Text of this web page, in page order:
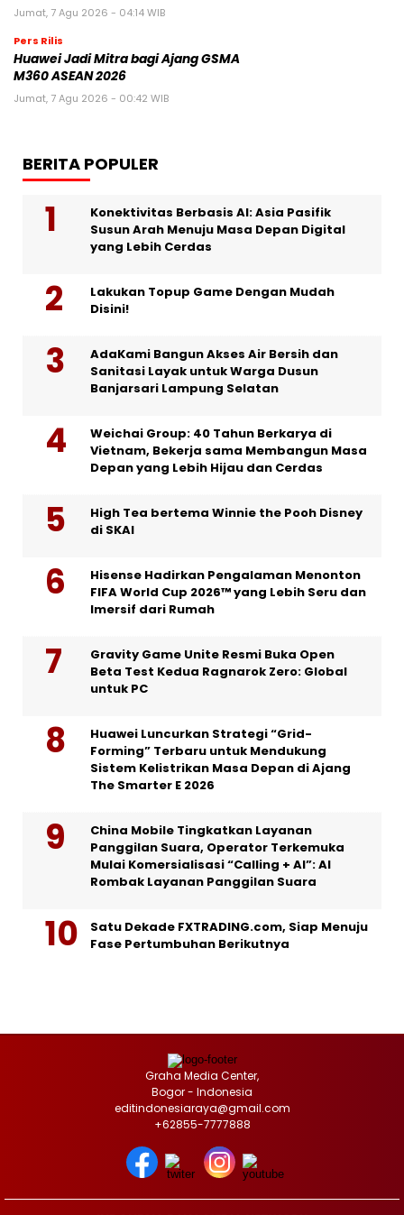
Jumat, 7 Agu 2026 - 04:14 WIB
Pers Rilis
Huawei Jadi Mitra bagi Ajang GSMA
M360 ASEAN 2026
Jumat, 7 Agu 2026 - 00:42 WIB
BERITA POPULER
Konektivitas Berbasis AI: Asia Pasifik
Susun Arah Menuju Masa Depan Digital
yang Lebih Cerdas
Lakukan Topup Game Dengan Mudah
Disini!
AdaKami Bangun Akses Air Bersih dan
Sanitasi Layak untuk Warga Dusun
Banjarsari Lampung Selatan
Weichai Group: 40 Tahun Berkarya di
Vietnam, Bekerja sama Membangun Masa
Depan yang Lebih Hijau dan Cerdas
High Tea bertema Winnie the Pooh Disney
di SKAI
Hisense Hadirkan Pengalaman Menonton
FIFA World Cup 2026™ yang Lebih Seru dan
Imersif dari Rumah
Gravity Game Unite Resmi Buka Open
Beta Test Kedua Ragnarok Zero: Global
untuk PC
Huawei Luncurkan Strategi “Grid-
Forming” Terbaru untuk Mendukung
Sistem Kelistrikan Masa Depan di Ajang
The Smarter E 2026
China Mobile Tingkatkan Layanan
Panggilan Suara, Operator Terkemuka
Mulai Komersialisasi “Calling + AI”: AI
Rombak Layanan Panggilan Suara
Satu Dekade FXTRADING.com, Siap Menuju
Fase Pertumbuhan Berikutnya
Graha Media Center,
Bogor - Indonesia
editindonesiaraya@gmail.com
+62855-7777888